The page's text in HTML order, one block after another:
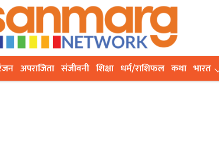
अपराजिता संजीवनी शिक्षा धर्म/राशिफल कथा भारत